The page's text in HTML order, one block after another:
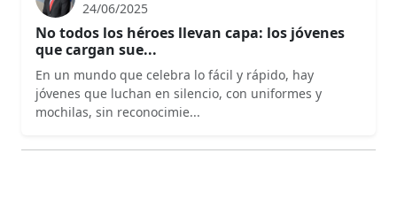
En un mundo que celebra lo fácil y rápido, hay
jóvenes que luchan en silencio, con uniformes y
mochilas, sin reconocimie...